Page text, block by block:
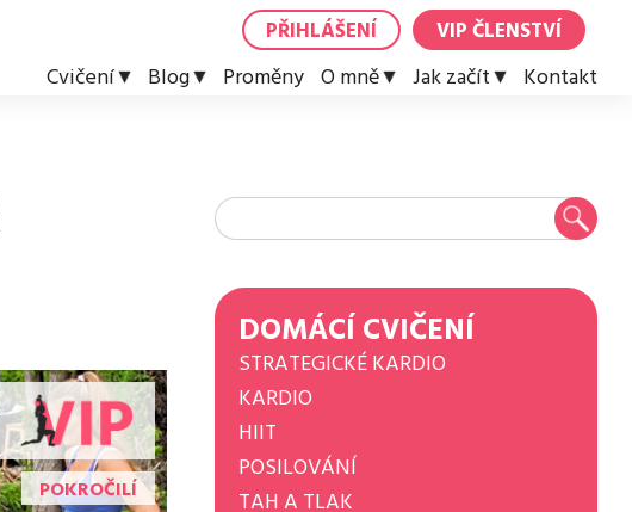
PŘIHLÁŠENÍ VIP ČLENSTVÍ
Cvičení Blog Proměny O mně Jak začít Kontakt
POKROČILÍ
DOMÁCÍ CVIČENÍ
STRATEGICKÉ KARDIO
KARDIO
HIIT
POSILOVÁNÍ
TAH A TLAK